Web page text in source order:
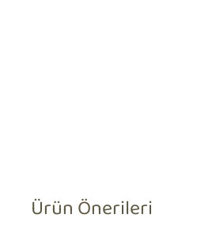
Ürün Önerileri